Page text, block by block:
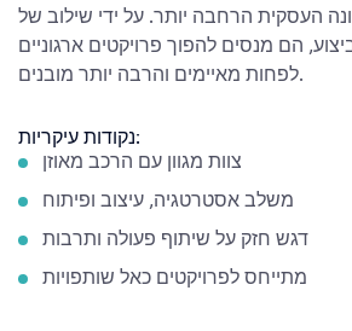
העסקית הרחבה יותר. על ידי שילוב של
הם מנסים להפוך פרויקטים ארגוניים
לפחות מאיימים והרבה יותר מובנים.
נקודות עיקריות:
צוות מגוון עם הרכב מאוזן
משלב אסטרטגיה, עיצוב ופיתוח
דגש חזק על שיתוף פעולה ותרבות
מתייחס לפרויקטים כאל שותפויות